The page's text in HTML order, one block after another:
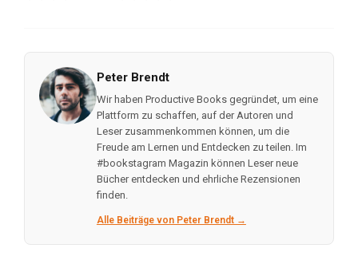
Peter Brendt
Wir haben Productive Books gegründet, um eine
Plattform zu schaffen, auf der Autoren und
Leser zusammenkommen können, um die
Freude am Lernen und Entdecken zu teilen. Im
#bookstagram Magazin können Leser neue
Bücher entdecken und ehrliche Rezensionen
finden.
Alle Beiträge von Peter Brendt →